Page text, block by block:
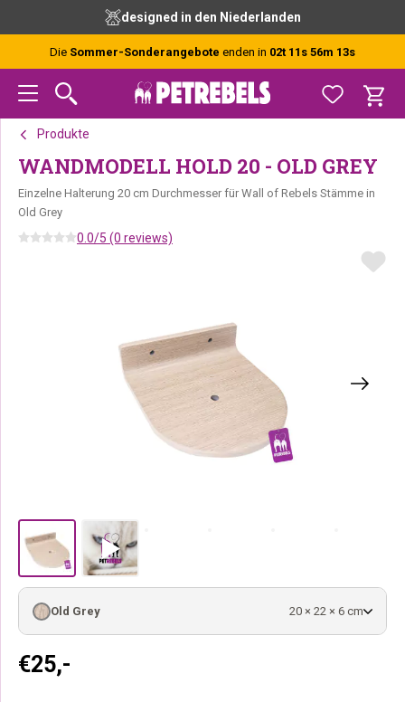
content
designed in den Niederlanden
Die Sommer-Sonderangebote enden in 02t 11s 56m 12s
Produkte
WANDMODELL HOLD 20 - OLD GREY
Einzelne Halterung 20 cm Durchmesser für Wall of Rebels Stämme in
Old Grey
0.0/5 (0 reviews)
€25,-
Old Grey 20 × 22 × 6 cm